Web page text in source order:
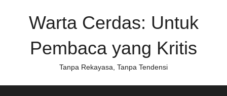
Warta Cerdas: Untuk
Pembaca yang Kritis
Tanpa Rekayasa, Tanpa Tendensi